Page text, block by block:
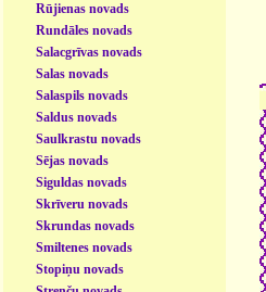
Rūjienas novads
Rundāles novads
Salacgrīvas novads
Salas novads
Salaspils novads
Saldus novads
Saulkrastu novads
Sējas novads
Siguldas novads
Skrīveru novads
Skrundas novads
Smiltenes novads
Stopiņu novads